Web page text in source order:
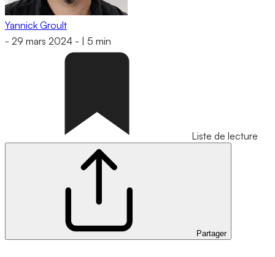
Yannick Groult
- 29 mars 2024 - 5 min
Liste de lecture
Partager